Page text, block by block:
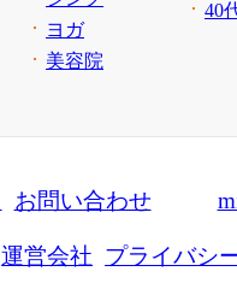
ヨガ
美容院
40
お問い合わせ
運営会社 プライバシ